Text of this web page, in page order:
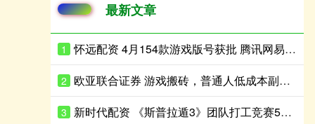
最新文章
1 怀远配资 4月154款游戏版号获批 腾讯网易新游在列
2 欧亚联合证券 游戏搬砖，普通人低成本副业新选择
3 新时代配资 《斯普拉遁3》团队打工竞赛5月9日举办